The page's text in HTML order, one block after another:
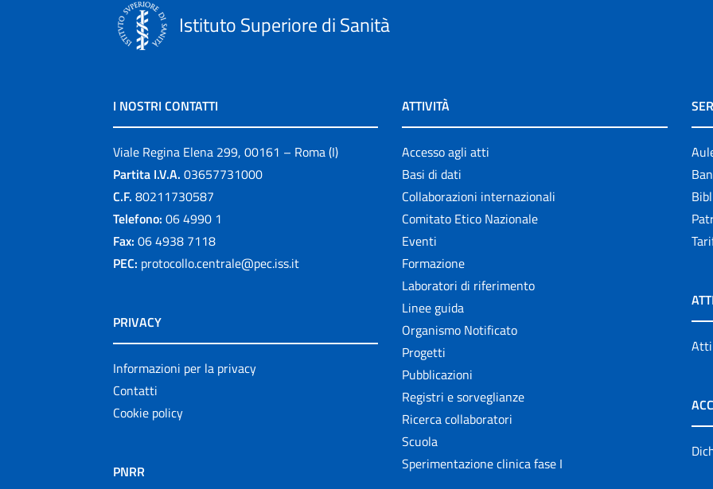
Istituto Superiore di Sanità
I NOSTRI CONTATTI
Viale Regina Elena 299, 00161 – Roma (I)
Partita I.V.A. 03657731000
C.F. 80211730587
Telefono: 06 4990 1
Fax: 06 4938 7118
PEC: protocollo.centrale@pec.iss.it
PRIVACY
Informazioni per la privacy
Contatti
Cookie policy
PNRR
ATTIVITÀ
Accesso agli atti
Basi di dati
Collaborazioni internazionali
Comitato Etico Nazionale
Eventi
Formazione
Laboratori di riferimento
Linee guida
Organismo Notificato
Progetti
Pubblicazioni
Registri e sorveglianze
Ricerca collaboratori
Scuola
Sperimentazione clinica fase I
Atti